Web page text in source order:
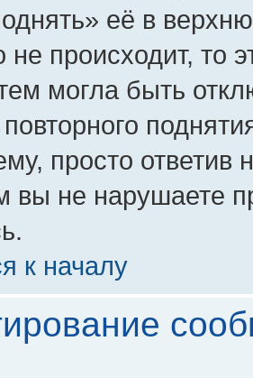
её в
не происходит, то
могла быть
повторного
просто ответив
вы не нарушаете
к началу